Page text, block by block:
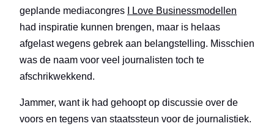
geplande mediacongres
I Love Businessmodellen
had inspiratie kunnen brengen, maar is helaas
afgelast wegens gebrek aan belangstelling. Misschien
was de naam voor veel journalisten toch te
afschrikwekkend.
Jammer, want ik had gehoopt op discussie over de
voors en tegens van staatssteun voor de journalistiek.